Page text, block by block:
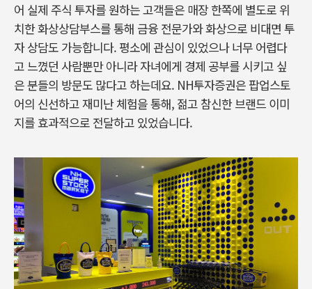
어 실제 주식 투자를 원하는 고객들은 매장 한쪽에 별도로 위
치한 화상상담부스를 통해 금융 전문가와 화상으로 비대면 투
자 상담도 가능합니다. 평소에 관심이 있었으나 너무 어렵다
고 느꼈던 사람뿐만 아니라 자녀에게 경제 공부를 시키고 싶
은 분들의 방문도 많다고 하는데요. NH투자증권은 팝업스토
어의 신선하고 재미난 체험을 통해, 젊고 참신한 브랜드 이미
지를 효과적으로 전달하고 있었습니다.